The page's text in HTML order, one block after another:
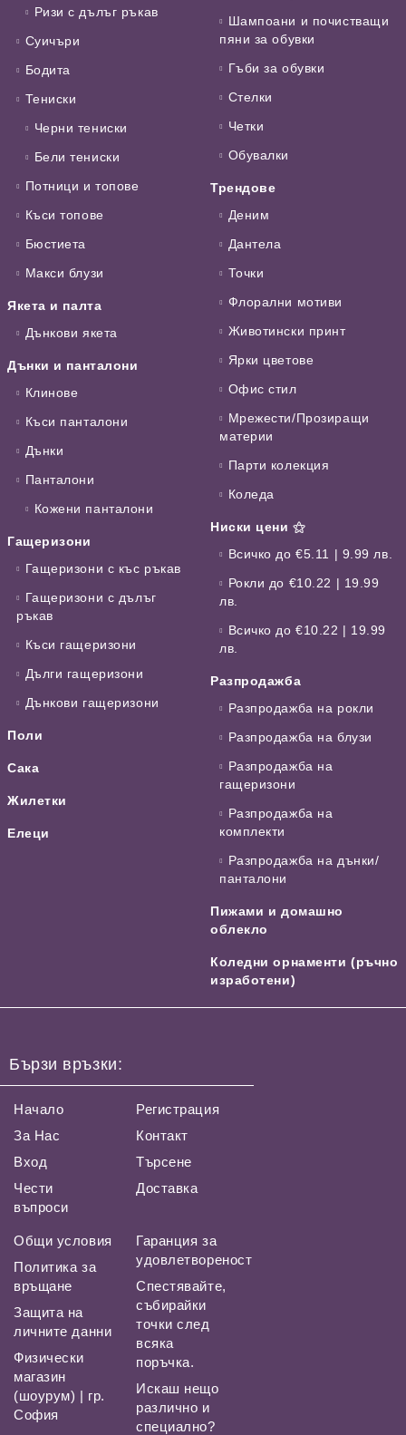
Ризи с дълъг ръкав
Суичъри
Бодита
Тениски
Черни тениски
Бели тениски
Потници и топове
Къси топове
Бюстиета
Макси блузи
Якета и палта
Дънкови якета
Дънки и панталони
Клинове
Къси панталони
Дънки
Панталони
Кожени панталони
Гащеризони
Гащеризони с къс ръкав
Гащеризони с дълъг
ръкав
Къси гащеризони
Дълги гащеризони
Дънкови гащеризони
Поли
Сака
Жилетки
Елеци
Шампоани и почистващи
пяни за обувки
Гъби за обувки
Стелки
Четки
Обувалки
Трендове
Деним
Дантела
Точки
Флорални мотиви
Животински принт
Ярки цветове
Офис стил
Мрежести/Прозиращи
материи
Парти колекция
Коледа
Ниски цени ⚝
Всичко до €5.11 | 9.99 лв.
Рокли до €10.22 | 19.99
лв.
Всичко до €10.22 | 19.99
лв.
Разпродажба
Разпродажба на рокли
Разпродажба на блузи
Разпродажба на
гащеризони
Разпродажба на
комплекти
Разпродажба на дънки/
панталони
Пижами и домашно
облекло
Коледни орнаменти (ръчно
изработени)
Бързи връзки:
Начало
За Нас
Вход
Чести
въпроси
Регистрация
Контакт
Търсене
Доставка
Общи условия
Политика за
връщане
Защита на
личните данни
Физически
магазин
(шоурум) | гр.
София
Гаранция за
удовлетвореност
Спестявайте,
събирайки
точки след
всяка
поръчка.
Искаш нещо
различно и
специално?